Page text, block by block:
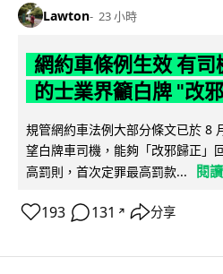
Lawton 23 小時
網約車條例生效 有
的士業界籲白牌 "改
規管網約車法例大部分條文已於 8
望白牌車司機，能夠「改邪歸正」
高罰則，首次定罪最高罰款...
閱
193 131 ↗ 分享